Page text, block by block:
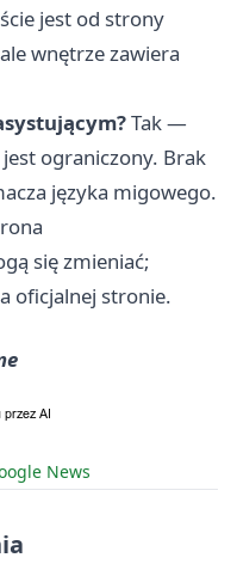
jest od strony
wnętrze zawiera
Tak —
ograniczony. Brak
języka migowego.
się zmieniać;
oficjalnej stronie.
News